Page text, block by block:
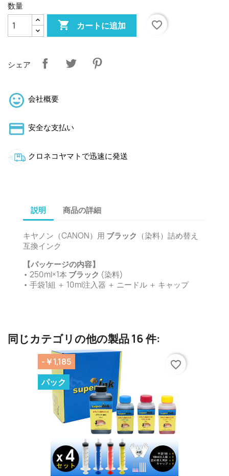
数量
 カートに追加 favorite_border
シェア
会社概要
安全な支払い
クロネコヤマトで迅速に発送
説明 商品の詳細
キヤノン（CANON）用 ブラック （染料）詰め替え
互換インク
【パッケージの内容】
• 250ml×1本 ブラック (染料)
• 手袋1組 ＋ 10ml注入器 ＋ ニードル ＋ キャップ
同じカテゴリの他の製品 16 件:
-￥1,185
パック
favorite_border